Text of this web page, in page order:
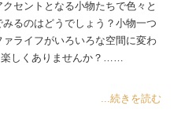
クセントとなる小物たちで色々と
みるのはどうでしょう？小物一つ
ァライフがいろいろな空間に変わ
楽しくありませんか？……
...続きを読む